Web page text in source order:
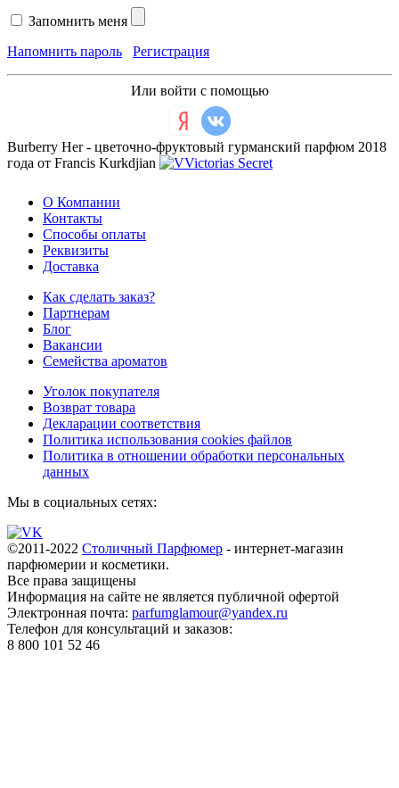
Запомнить меня
Напомнить пароль
Регистрация
Или войти с помощью
Burberry Her - цветочно-фруктовый гурманский парфюм 2018
года от Francis Kurkdjian
О Компании
Контакты
Способы оплаты
Реквизиты
Доставка
Как сделать заказ?
Партнерам
Блог
Вакансии
Семейства ароматов
Уголок покупателя
Возврат товара
Декларации соответствия
Политика использования cookies файлов
Политика в отношении обработки персональных
данных
Мы в социальных сетях:
©2011-2022 Столичный Парфюмер - интернет-магазин
парфюмерии и косметики.
Все права защищены
Информация на сайте не является публичной офертой
Электронная почта: parfumglamour@yandex.ru
Телефон для консультаций и заказов:
8 800 101 52 46